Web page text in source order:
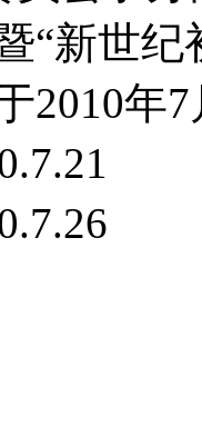
“新世
2010年